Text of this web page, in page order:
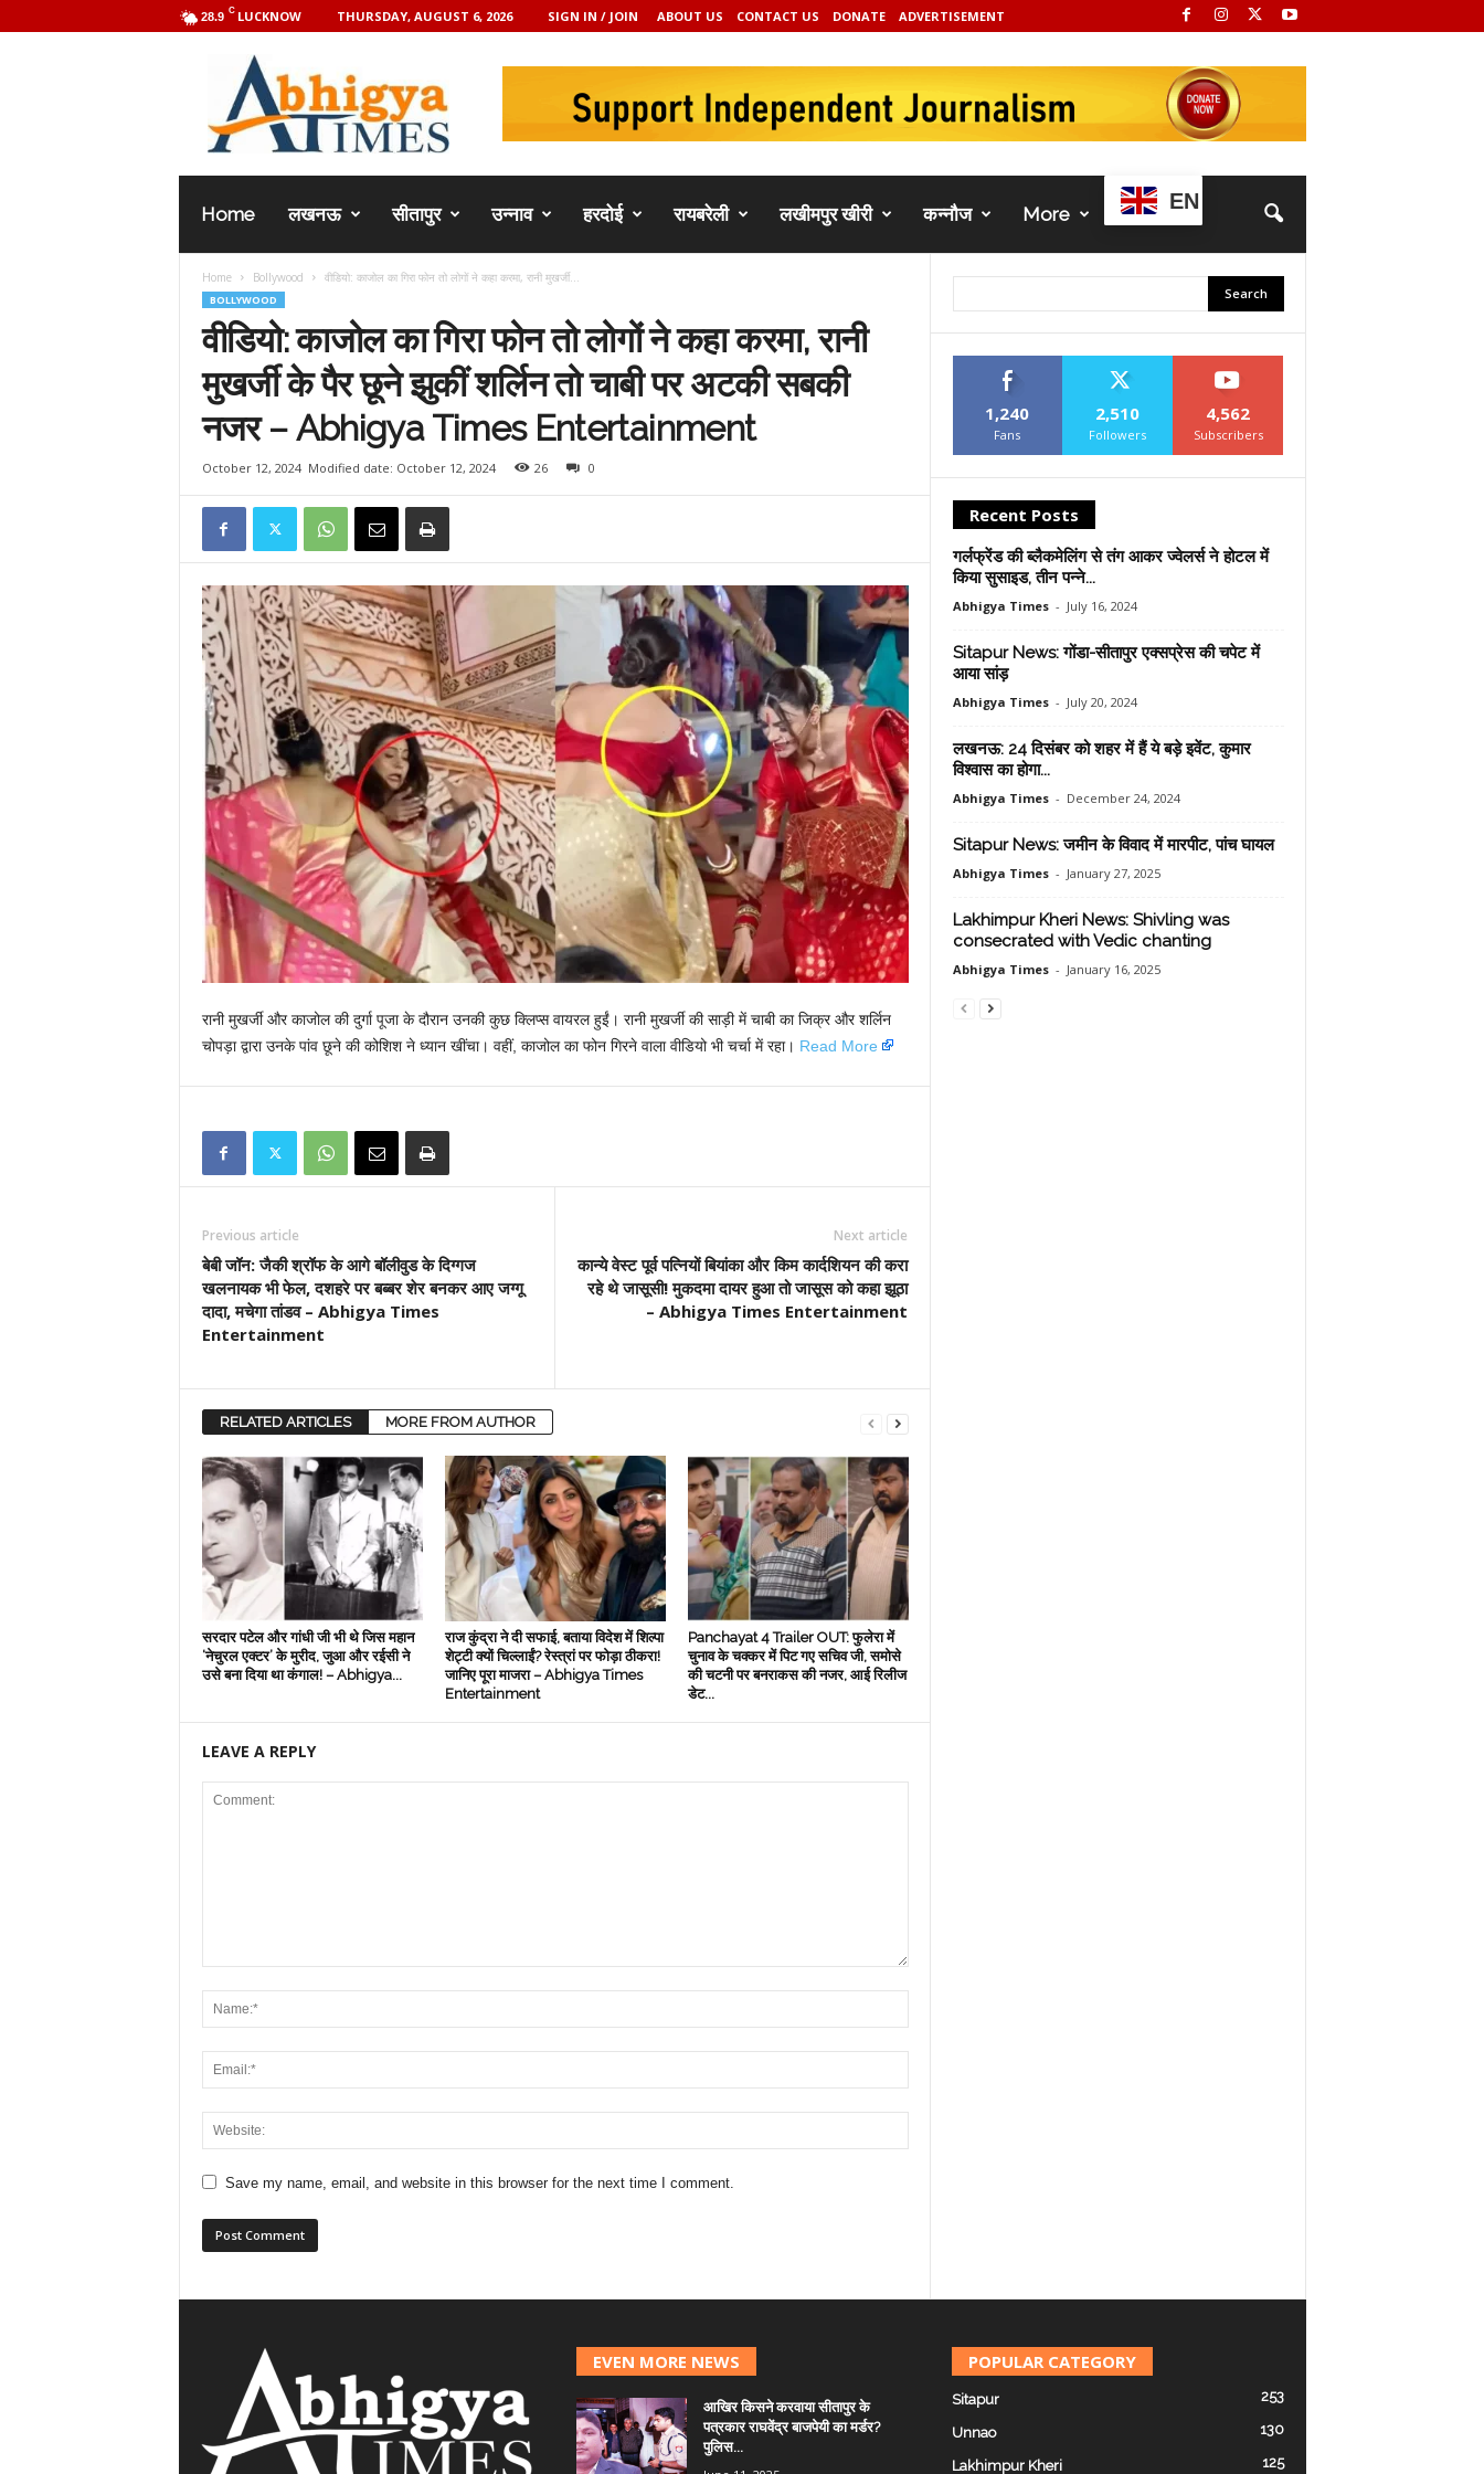
28.9 C LUCKNOW THURSDAY, AUGUST 6, 2026 SIGN IN / JOIN ABOUT US CONTACT US DONATE ADVERTISEMENT
Home लखनऊ सीतापुर उन्नाव हरदोई रायबरेली लखीमपुर खीरी कन्नौज More
EN
Home Bollywood वीडियो: काजोल का गिरा फोन तो लोगों ने कहा करमा, रानी मुखर्जी...
BOLLYWOOD
वीडियो: काजोल का गिरा फोन तो लोगों ने कहा करमा, रानी
मुखर्जी के पैर छूने झुकीं शर्लिन तो चाबी पर अटकी सबकी
नजर – Abhigya Times Entertainment
October 12, 2024 Modified date: October 12, 2024 26 0
रानी मुखर्जी और काजोल की दुर्गा पूजा के दौरान उनकी कुछ क्लिप्स वायरल हुईं। रानी मुखर्जी की साड़ी में चाबी का जिक्र और शर्लिन
चोपड़ा द्वारा उनके पांव छूने की कोशिश ने ध्यान खींचा। वहीं, काजोल का फोन गिरने वाला वीडियो भी चर्चा में रहा। Read More
Previous article
बेबी जॉन: जैकी श्रॉफ के आगे बॉलीवुड के दिग्गज
खलनायक भी फेल, दशहरे पर बब्बर शेर बनकर आए जग्गू
दादा, मचेगा तांडव – Abhigya Times
Entertainment
Next article
कान्ये वेस्ट पूर्व पत्नियों बियांका और किम कार्दशियन की करा
रहे थे जासूसी! मुकदमा दायर हुआ तो जासूस को कहा झूठा
– Abhigya Times Entertainment
RELATED ARTICLES MORE FROM AUTHOR
सरदार पटेल और गांधी जी भी थे जिस महान
‘नेचुरल एक्‍टर’ के मुरीद, जुआ और रईसी ने
उसे बना दिया था कंगाल! – Abhigya...
राज कुंद्रा ने दी सफाई, बताया विदेश में शिल्पा
शेट्टी क्यों चिल्लाईं? रेस्त्रां पर फोड़ा ठीकरा!
जानिए पूरा माजरा – Abhigya Times
Entertainment
Panchayat 4 Trailer OUT: फुलेरा में
चुनाव के चक्‍कर में पिट गए सचिव जी, समोसे
की चटनी पर बनराकस की नजर, आई रिलीज
डेट...
LEAVE A REPLY
Save my name, email, and website in this browser for the next time I comment.
1,240
Fans
2,510
Followers
4,562
Subscribers
Recent Posts
गर्लफ्रेंड की ब्‍लैकमेल‍िंग से तंग आकर ज्‍वेलर्स ने होटल में
क‍िया सुसाइड, तीन पन्ने...
Abhigya Times - July 16, 2024
Sitapur News: गोंडा-सीतापुर एक्सप्रेस की चपेट में
आया सांड़
Abhigya Times - July 20, 2024
लखनऊ: 24 दिसंबर को शहर में हैं ये बड़े इवेंट, कुमार
विश्वास का होगा...
Abhigya Times - December 24, 2024
Sitapur News: जमीन के विवाद में मारपीट, पांच घायल
Abhigya Times - January 27, 2025
Lakhimpur Kheri News: Shivling was
consecrated with Vedic chanting
Abhigya Times - January 16, 2025
EVEN MORE NEWS
आखिर किसने करवाया सीतापुर के
पत्रकार राघवेंद्र बाजपेयी का मर्डर?
पुलिस...
POPULAR CATEGORY
Sitapur 253
Unnao 130
Lakhimpur Kheri 125